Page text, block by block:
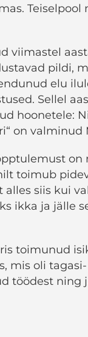
Teiselpool
viimastel
pildi,
elu
Sellel
hoonetele:
on
on
toimub
siis kui
ikka ja jälle
toimunud
mis oli
töödest ning